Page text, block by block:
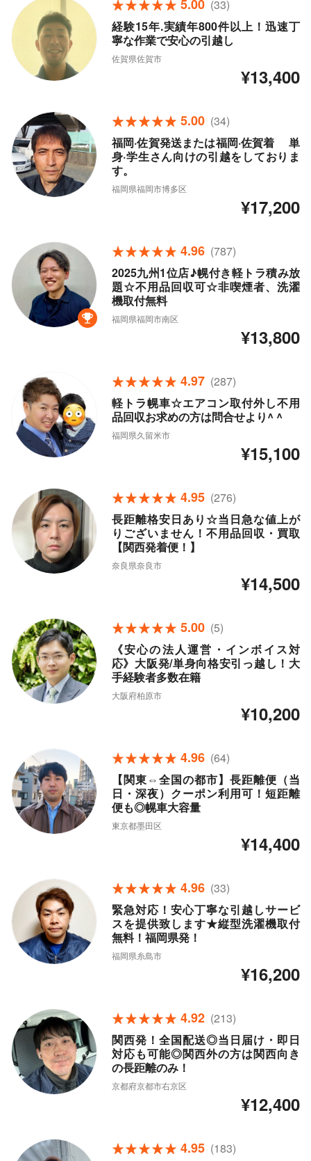
5.00 (33)
経験15年.実績年800件以上！迅速丁
寧な作業で安心の引越し
佐賀県佐賀市
¥13,400
5.00 (34)
福岡·佐賀発送または福岡·佐賀着 単
身·学生さん向けの引越をしておりま
す。
福岡県福岡市博多区
¥17,200
4.96 (787)
2025九州1位店♪幌付き軽トラ積み放
題☆不用品回収可☆非喫煙者、洗濯
機取付無料
福岡県福岡市南区
¥13,800
4.97 (287)
軽トラ幌車☆エアコン取付外し不用
品回収お求めの方は問合せより^ ^
福岡県久留米市
¥15,100
4.95 (276)
長距離格安日あり☆当日急な値上が
りございません！不用品回収・買取
【関西発着便！】
奈良県奈良市
¥14,500
5.00 (5)
《安心の法人運営・インボイス対
応》大阪発/単身向格安引っ越し！大
手経験者多数在籍
大阪府柏原市
¥10,200
4.96 (64)
【関東⇔全国の都市】長距離便（当
日・深夜）クーポン利用可！短距離
便も◎幌車大容量
東京都墨田区
¥14,400
4.96 (33)
緊急対応！安心丁寧な引越しサービ
スを提供致します★縦型洗濯機取付
無料！福岡県発！
福岡県糸島市
¥16,200
4.92 (213)
関西発！全国配送◎当日届け・即日
対応も可能◎関西外の方は関西向き
の長距離のみ！
京都府京都市右京区
¥12,400
4.95 (183)